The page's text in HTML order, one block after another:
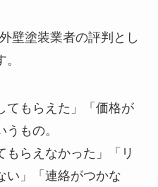
壁塗装業者の評判とし
てもらえた」「価格が
もの。
もらえなかった」「リ
い」「連絡がつかな